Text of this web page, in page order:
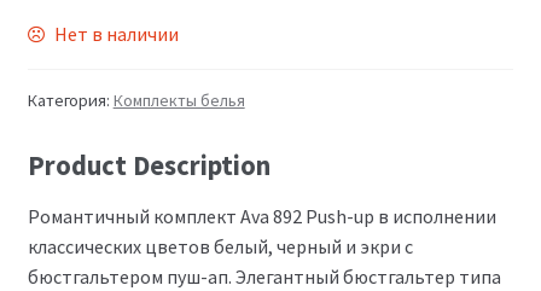
Нет в наличии
Категория: Комплекты белья
Product Description
Романтичный комплект Ava 892 Push-up в исполнении
классических цветов белый, черный и экри c
бюстгальтером пуш-ап. Элегантный бюстгальтер типа